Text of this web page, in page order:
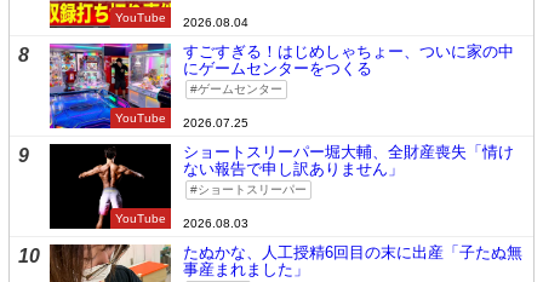
YouTube 2026.08.04
8
YouTube
すごすぎる！はじめしゃちょー、ついに家の中
にゲームセンターをつくる
ゲームセンター
2026.07.25
9
YouTube
ショートスリーパー堀大輔、全財産喪失「情け
ない報告で申し訳ありません」
ショートスリーパー
2026.08.03
10
たぬかな、人工授精6回目の末に出産「子たぬ無
事産まれました」